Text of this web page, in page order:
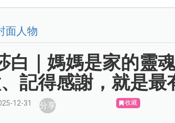
面人物
白｜媽媽是家的靈
記得感謝，就是最
12-31 分享 收藏